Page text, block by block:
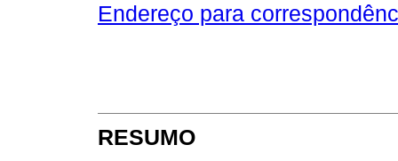
Endereço para
RESUMO